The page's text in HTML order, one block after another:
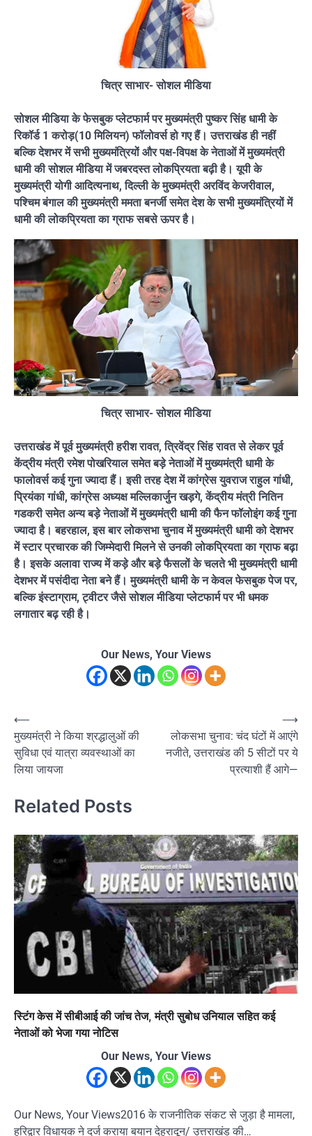
चित्र साभार- सोशल मीडिया
सोशल मीडिया के फेसबुक प्लेटफार्म पर मुख्यमंत्री पुष्कर सिंह धामी के
रिकॉर्ड 1 करोड़(10 मिलियन) फॉलोवर्स हो गए हैं। उत्तराखंड ही नहीं
बल्कि देशभर में सभी मुख्यमंत्रियों और पक्ष-विपक्ष के नेताओं में मुख्यमंत्री
धामी की सोशल मीडिया में जबरदस्त लोकप्रियता बढ़ी है। यूपी के
मुख्यमंत्री योगी आदित्यनाथ, दिल्ली के मुख्यमंत्री अरविंद केजरीवाल,
पश्चिम बंगाल की मुख्यमंत्री ममता बनर्जी समेत देश के सभी मुख्यमंत्रियों में
धामी की लोकप्रियता का ग्राफ सबसे ऊपर है।
चित्र साभार- सोशल मीडिया
उत्तराखंड में पूर्व मुख्यमंत्री हरीश रावत, त्रिवेंद्र सिंह रावत से लेकर पूर्व
केंद्रीय मंत्री रमेश पोखरियाल समेत बड़े नेताओं में मुख्यमंत्री धामी के
फालोवर्स कई गुना ज्यादा हैं। इसी तरह देश में कांग्रेस युवराज राहुल गांधी,
प्रियंका गांधी, कांग्रेस अध्यक्ष मल्लिकार्जुन खड़गे, केंद्रीय मंत्री नितिन
गडकरी समेत अन्य बड़े नेताओं में मुख्यमंत्री धामी की फैन फॉलोइंग कई गुना
ज्यादा है। बहरहाल, इस बार लोकसभा चुनाव में मुख्यमंत्री धामी को देशभर
में स्टार प्रचारक की जिम्मेदारी मिलने से उनकी लोकप्रियता का ग्राफ बढ़ा
है। इसके अलावा राज्य में कड़े और बड़े फैसलों के चलते भी मुख्यमंत्री धामी
देशभर में पसंदीदा नेता बने हैं। मुख्यमंत्री धामी के न केवल फेसबुक पेज पर,
बल्कि इंस्टाग्राम, ट्वीटर जैसे सोशल मीडिया प्लेटफार्म पर भी धमक
लगातार बढ़ रही है।
Our News, Your Views
Post
navigation
⟵
मुख्यमंत्री ने किया श्रद्धालुओं की
सुविधा एवं यात्रा व्यवस्थाओं का
लिया जायजा
लोकसभा चुनाव: चंद घंटों में आएंगे
नजीते, उत्तराखंड की 5 सीटों पर ये
प्रत्याशी हैं आगे—
⟶
Related Posts
स्टिंग केस में सीबीआई की जांच तेज, मंत्री सुबोध उनियाल सहित कई
नेताओं को भेजा गया नोटिस
Our News, Your Views
Our News, Your Views2016 के राजनीतिक संकट से जुड़ा है मामला,
हरिद्वार विधायक ने दर्ज कराया बयान देहरादून/ उत्तराखंड की…